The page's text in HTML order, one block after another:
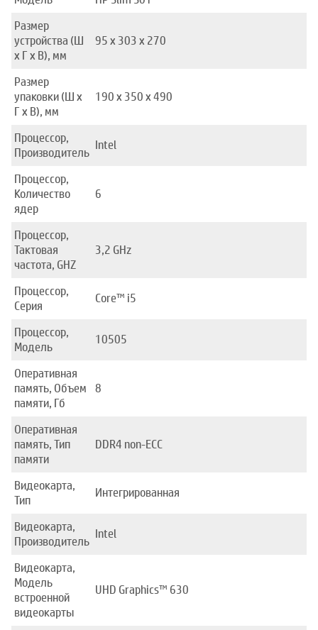
Размер
устройства (Ш
x Г x В), мм
95 x 303 x 270
Размер
упаковки (Ш x
Г x В), мм
190 x 350 x 490
Процессор,
Производитель
Intel
Процессор,
Количество
ядер
6
Процессор,
Тактовая
частота, GHZ
3,2 GHz
Процессор,
Серия
Core™ i5
Процессор,
Модель
10505
Оперативная
память, Объем
памяти, Гб
8
Оперативная
память, Тип
памяти
DDR4 non-ECC
Видеокарта,
Тип
Интегрированная
Видеокарта,
Производитель
Intel
Видеокарта,
Модель
встроенной
видеокарты
UHD Graphics™ 630